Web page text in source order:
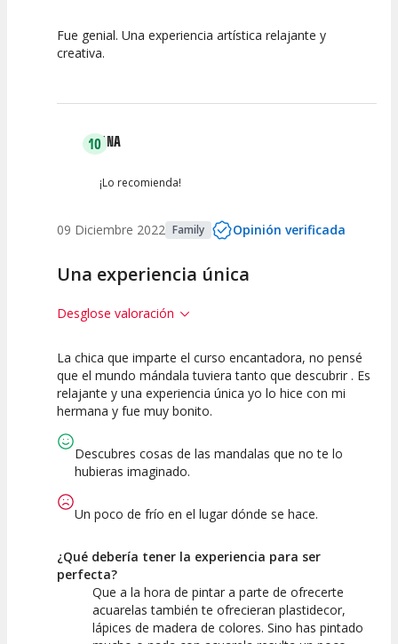
10 10
Guia
Fue genial. Una experiencia artística relajante y
creativa.
10ANA
¡Lo recomienda!
09 Diciembre 2022 Family Opinión verificada
Una experiencia única
Desglose valoración
10
Calidad de la
Actividad
10
Atención del
Personal /
La chica que imparte el curso encantadora, no pensé
que el mundo mándala tuviera tanto que descubrir . Es
relajante y una experiencia única yo lo hice con mi
hermana y fue muy bonito.
Descubres cosas de las mandalas que no te lo
hubieras imaginado.
Un poco de frío en el lugar dónde se hace.
¿Qué debería tener la experiencia para ser
perfecta?
Que a la hora de pintar a parte de ofrecerte
acuarelas también te ofrecieran plastidecor,
lápices de madera de colores. Sino has pintado